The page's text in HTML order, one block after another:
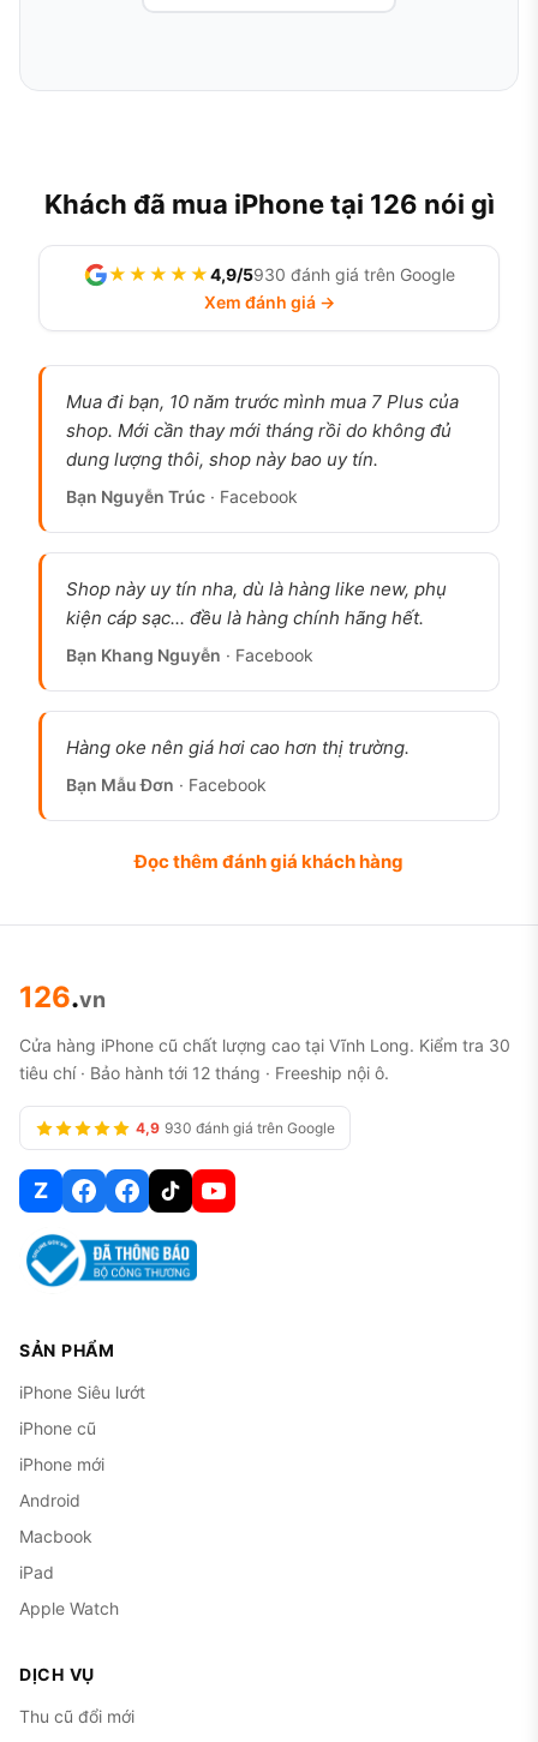
Khách đã mua iPhone tại 126 nói gì
★★★★★4,9/5930 đánh giá trên Google
Xem đánh giá →
Mua đi bạn, 10 năm trước mình mua 7 Plus của
shop. Mới cần thay mới tháng rồi do không đủ
dung lượng thôi, shop này bao uy tín.
Bạn Nguyễn Trúc · Facebook
Shop này uy tín nha, dù là hàng like new, phụ
kiện cáp sạc... đều là hàng chính hãng hết.
Bạn Khang Nguyễn · Facebook
Hàng oke nên giá hơi cao hơn thị trường.
Bạn Mẫu Đơn · Facebook
Đọc thêm đánh giá khách hàng
126.vn
Cửa hàng iPhone cũ chất lượng cao tại Vĩnh Long. Kiểm tra 30
tiêu chí · Bảo hành tới 12 tháng · Freeship nội ô.
4,9 930 đánh giá trên Google
Z
SẢN PHẨM
iPhone Siêu lướt
iPhone cũ
iPhone mới
Android
Macbook
iPad
Apple Watch
DỊCH VỤ
Thu cũ đổi mới